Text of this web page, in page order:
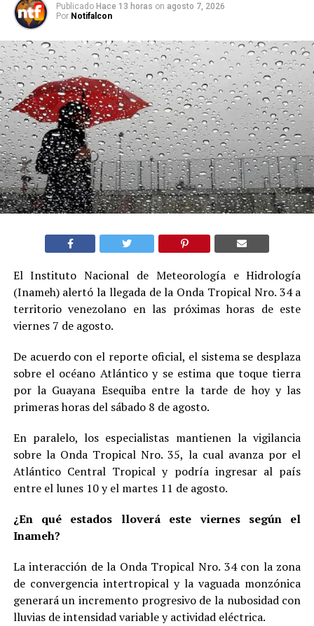
Publicado Hace 13 horas on agosto 7, 2026
Por Notifalcon
El Instituto Nacional de Meteorología e Hidrología
(Inameh) alertó la llegada de la Onda Tropical Nro. 34 a
territorio venezolano en las próximas horas de este
viernes 7 de agosto.
De acuerdo con el reporte oficial, el sistema se desplaza
sobre el océano Atlántico y se estima que toque tierra
por la Guayana Esequiba entre la tarde de hoy y las
primeras horas del sábado 8 de agosto.
En paralelo, los especialistas mantienen la vigilancia
sobre la Onda Tropical Nro. 35, la cual avanza por el
Atlántico Central Tropical y podría ingresar al país
entre el lunes 10 y el martes 11 de agosto.
¿En qué estados lloverá este viernes según el
Inameh?
La interacción de la Onda Tropical Nro. 34 con la zona
de convergencia intertropical y la vaguada monzónica
generará un incremento progresivo de la nubosidad con
lluvias de intensidad variable y actividad eléctrica.